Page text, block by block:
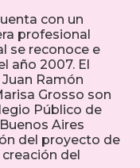
con un
profesional
se reconoce e
año 2007. El
Ramón
Grosso son
Público de
Aires
del proyecto de
del